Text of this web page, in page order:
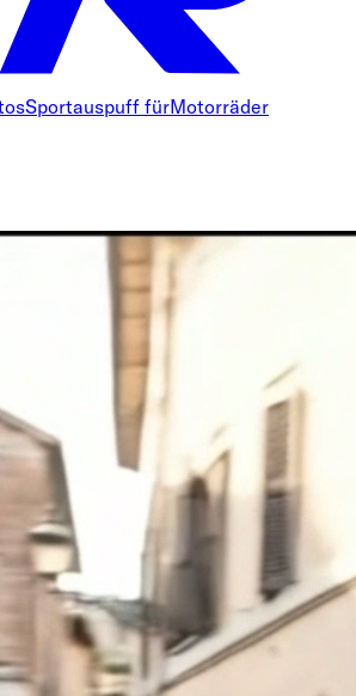
Sportauspuff fürMotorräder